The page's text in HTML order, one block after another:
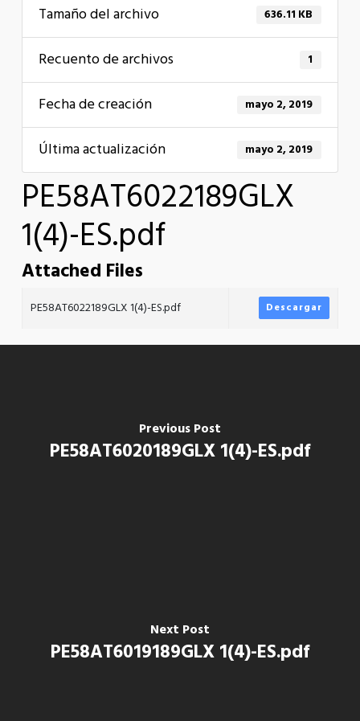
Tamaño del archivo 636.11 KB
Recuento de archivos 1
Fecha de creación mayo 2, 2019
Última actualización mayo 2, 2019
PE58AT6022189GLX
1(4)-ES.pdf
Attached Files
PE58AT6022189GLX 1(4)-ES.pdf Descargar
Previous Post
PE58AT6020189GLX 1(4)-ES.pdf
Next Post
PE58AT6019189GLX 1(4)-ES.pdf